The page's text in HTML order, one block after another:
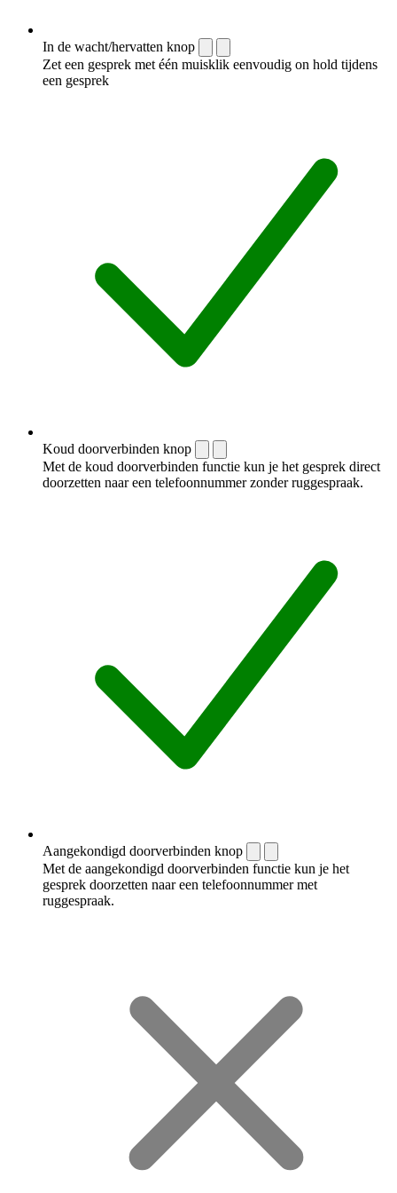
In de wacht/hervatten knop
Zet een gesprek met één muisklik eenvoudig on hold tijdens
een gesprek
Koud doorverbinden knop
Met de koud doorverbinden functie kun je het gesprek direct
doorzetten naar een telefoonnummer zonder ruggespraak.
Aangekondigd doorverbinden knop
Met de aangekondigd doorverbinden functie kun je het
gesprek doorzetten naar een telefoonnummer met
ruggespraak.